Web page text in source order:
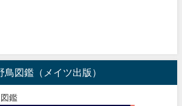
図鑑（メイツ出版）
鑑